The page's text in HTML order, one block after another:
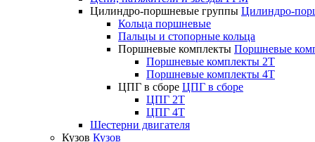
Цилиндро-поршневые группы Цилиндро-
Кольца поршневые
Пальцы и стопорные кольца
Поршневые комплекты Поршневые
Поршневые комплекты 2T
Поршневые комплекты 4T
ЦПГ в сборе ЦПГ в сборе
ЦПГ 2T
ЦПГ 4T
Шестерни двигателя
Кузов Кузов